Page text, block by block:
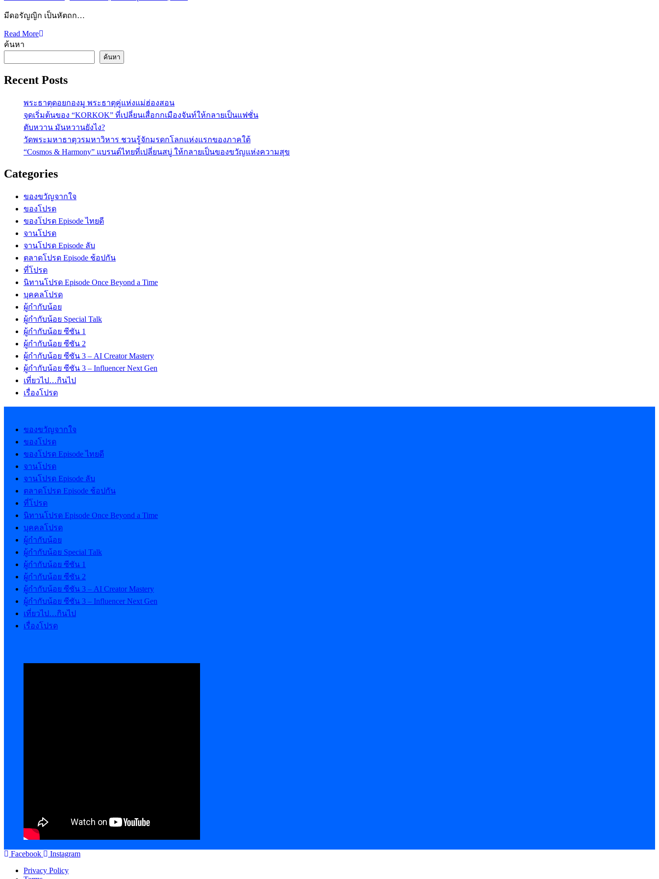
มีดอรัญญิก เป็นหัตถก…
Read More
ค้นหา
ค้นหา
Recent Posts
พระธาตุดอยกองมู พระธาตุคู่แห่งแม่ฮ่องสอน
จุดเริ่มต้นของ “KORKOK” ที่เปลี่ยนเสื่อกกเมืองจันท์ให้กลายเป็นแฟชั่น
ตับหวาน มันหวานยังไง?
วัดพระมหาธาตุวรมหาวิหาร ชวนรู้จักมรดกโลกแห่งแรกของภาคใต้
“Cosmos & Harmony” แบรนด์ไทยที่เปลี่ยนสบู่ ให้กลายเป็นของขวัญแห่งความสุข
Categories
ของขวัญจากใจ
ของโปรด
ของโปรด Episode ไทยดี
จานโปรด
จานโปรด Episode ลับ
ตลาดโปรด Episode ช้อปกัน
ที่โปรด
นิทานโปรด Episode Once Beyond a Time
บุคคลโปรด
ผู้กำกับน้อย
ผู้กำกับน้อย Special Talk
ผู้กำกับน้อย ซีซัน 1
ผู้กำกับน้อย ซีซัน 2
ผู้กำกับน้อย ซีซัน 3 – AI Creator Mastery
ผู้กำกับน้อย ซีซัน 3 – Influencer Next Gen
เที่ยวไป…กินไป
เรื่องโปรด
ของขวัญจากใจ
ของโปรด
ของโปรด Episode ไทยดี
จานโปรด
จานโปรด Episode ลับ
ตลาดโปรด Episode ช้อปกัน
ที่โปรด
นิทานโปรด Episode Once Beyond a Time
บุคคลโปรด
ผู้กำกับน้อย
ผู้กำกับน้อย Special Talk
ผู้กำกับน้อย ซีซัน 1
ผู้กำกับน้อย ซีซัน 2
ผู้กำกับน้อย ซีซัน 3 – AI Creator Mastery
ผู้กำกับน้อย ซีซัน 3 – Influencer Next Gen
เที่ยวไป…กินไป
เรื่องโปรด
Facebook
Instagram
Privacy Policy